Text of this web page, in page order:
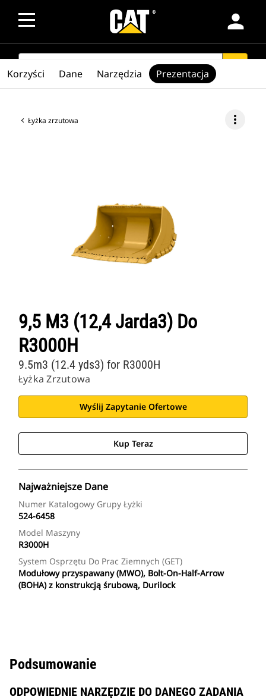
person
SEARCH
Łyżka zrzutowa more_vert
9,5 M3 (12,4 Jarda3) Do
R3000H
Łyżka Zrzutowa
9.5m3 (12.4 yds3) for R3000H
Wyślij Zapytanie Ofertowe
Kup Teraz
Najważniejsze Dane
Numer Katalogowy Grupy Łyżki
524-6458
Model Maszyny
R3000H
System Osprzętu Do Prac Ziemnych (GET)
Modułowy przyspawany (MWO), Bolt-On-Half-Arrow
(BOHA) z konstrukcją śrubową, Durilock
Korzyści Dane Narzędzia Prezentacja
Podsumowanie
ODPOWIEDNIE NARZĘDZIE DO DANEGO ZADANIA